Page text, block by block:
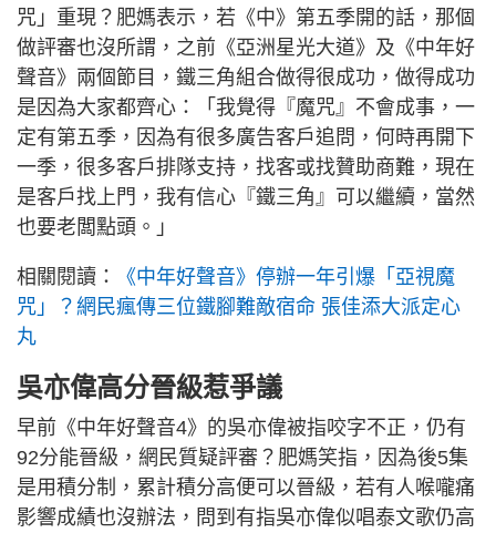
咒」重現？肥媽表示，若《中》第五季開的話，那個
做評審也沒所謂，之前《亞洲星光大道》及《中年好
聲音》兩個節目，鐵三角組合做得很成功，做得成功
是因為大家都齊心：「我覺得『魔咒』不會成事，一
定有第五季，因為有很多廣告客戶追問，何時再開下
一季，很多客戶排隊支持，找客或找贊助商難，現在
是客戶找上門，我有信心『鐵三角』可以繼續，當然
也要老闆點頭。」
相關閱讀：
《中年好聲音》停辦一年引爆「亞視魔
咒」？網民瘋傳三位鐵腳難敵宿命 張佳添大派定心
丸
吳亦偉高分晉級惹爭議
早前《中年好聲音4》的吳亦偉被指咬字不正，仍有
92分能晉級，網民質疑評審？肥媽笑指，因為後5集
是用積分制，累計積分高便可以晉級，若有人喉嚨痛
影響成績也沒辦法，問到有指吳亦偉似唱泰文歌仍高